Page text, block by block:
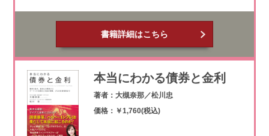
書籍詳細はこちら
本当にわかる債券と金利
著者：大槻奈那／松川忠
価格：￥1,760(税込)